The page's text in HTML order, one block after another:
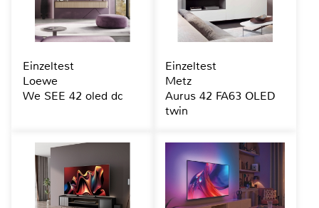
Einzeltest
Loewe
We SEE 42 oled dc
Einzeltest
Metz
Aurus 42 FA63 OLED
twin